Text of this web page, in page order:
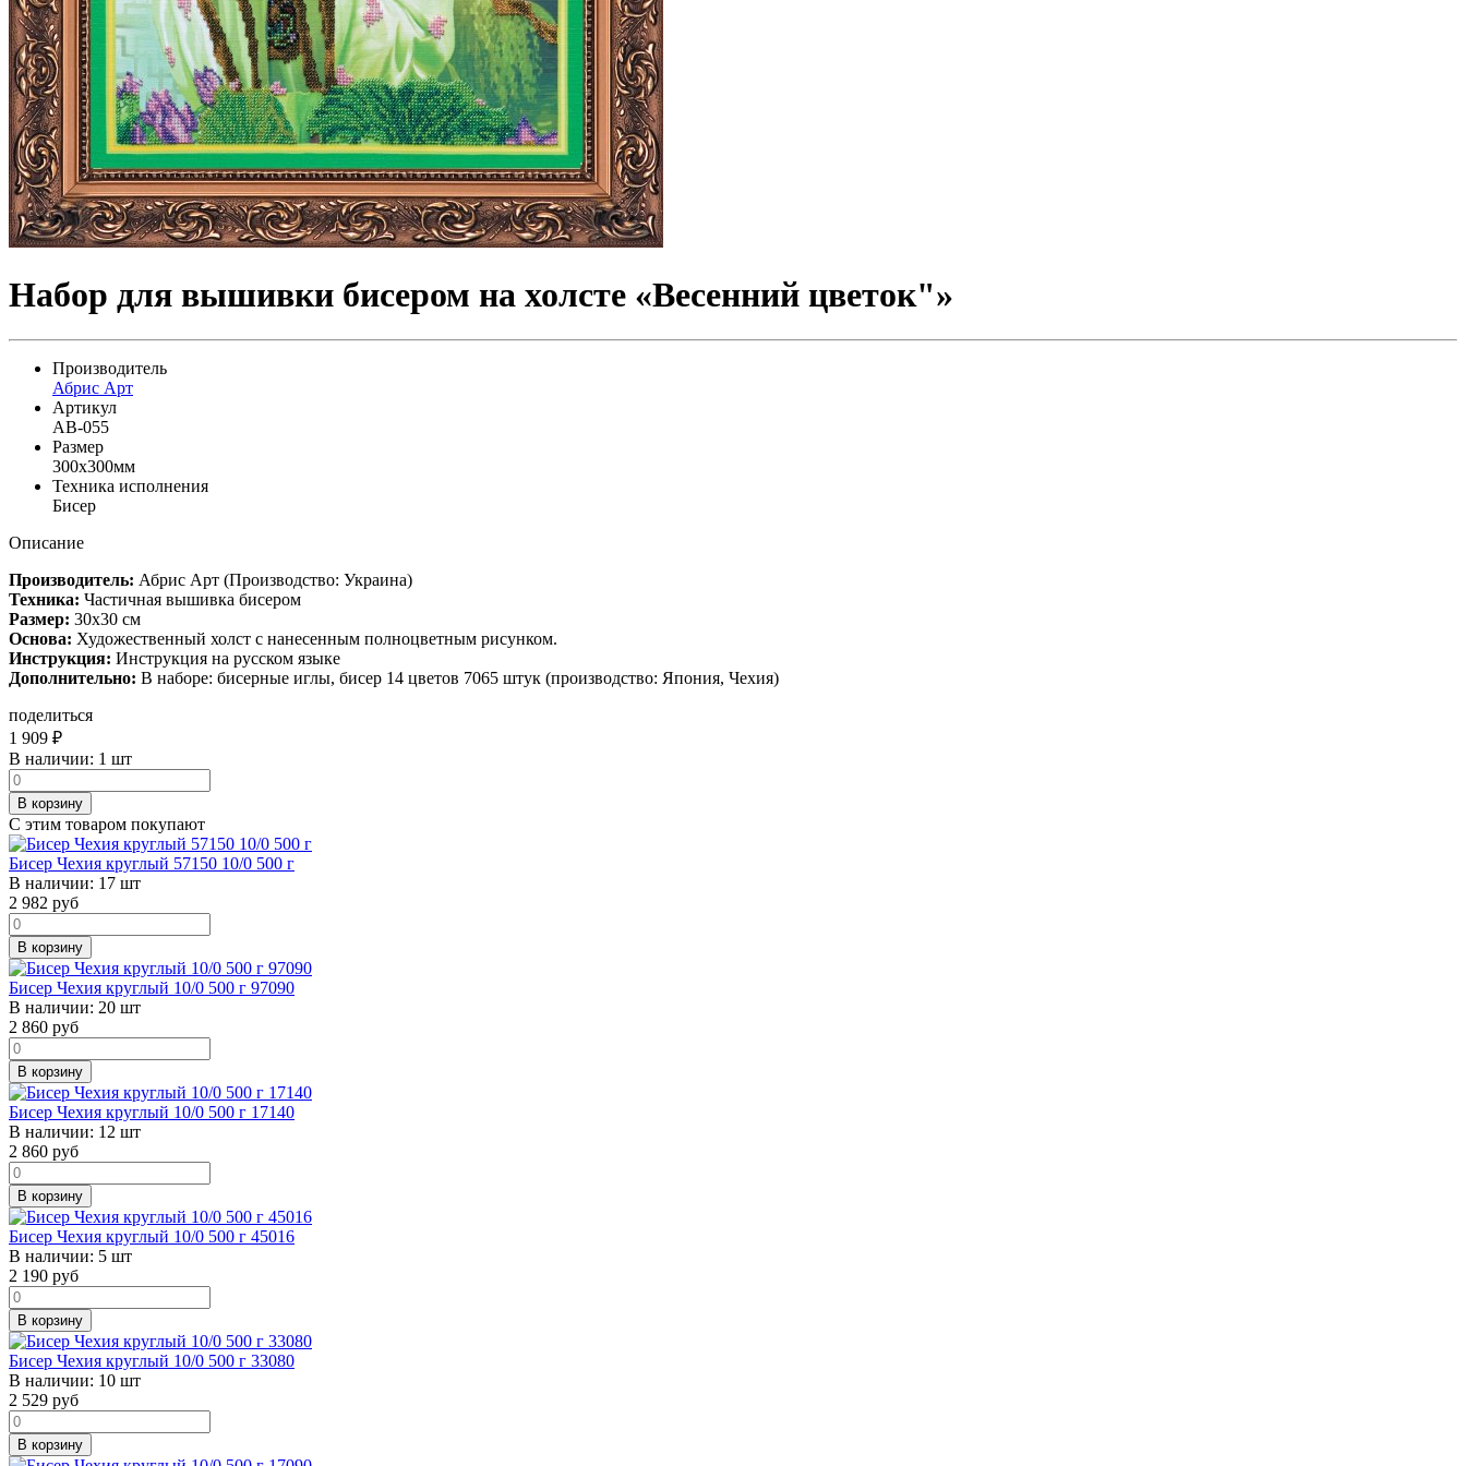
Набор для вышивки бисером на холсте «Весенний цветок"»
Производитель
Абрис Арт
Артикул
AB-055
Размер
300x300мм
Техника исполнения
Бисер
Описание
Производитель: Абрис Арт (Производство: Украина)
Техника: Частичная вышивка бисером
Размер: 30х30 см
Основа: Художественный холст с нанесенным полноцветным рисунком.
Инструкция: Инструкция на русском языке
Дополнительно: В наборе: бисерные иглы, бисер 14 цветов 7065 штук (производство: Япония, Чехия)
поделиться
1 909 ₽
В наличии: 1 шт
В корзину
С этим товаром покупают
Бисер Чехия круглый 57150 10/0 500 г
В наличии: 17 шт
2 982 руб
В корзину
Бисер Чехия круглый 10/0 500 г 97090
В наличии: 20 шт
2 860 руб
В корзину
Бисер Чехия круглый 10/0 500 г 17140
В наличии: 12 шт
2 860 руб
В корзину
Бисер Чехия круглый 10/0 500 г 45016
В наличии: 5 шт
2 190 руб
В корзину
Бисер Чехия круглый 10/0 500 г 33080
В наличии: 10 шт
2 529 руб
В корзину